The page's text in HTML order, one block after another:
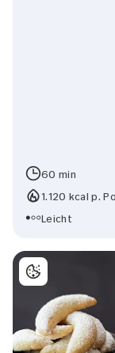
60 min
1.120 kcal p.
Leicht